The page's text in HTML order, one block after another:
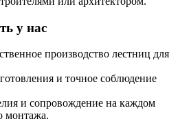
у нас
производство лестниц для
и точное соблюдение
и сопровождение на каждом
монтажа.